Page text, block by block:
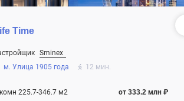
Time
Sminex
м. Улица 1905 года 12 мин.
225.7-346.7 м2 от 333.2 млн ₽